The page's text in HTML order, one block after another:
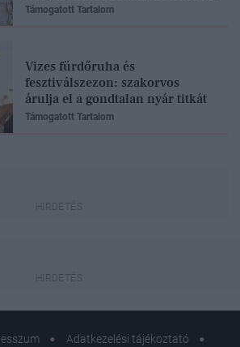
Támogatott Tartalom
Vizes fürdőruha és
fesztiválszezon: szakorvos
árulja el a gondtalan nyár titkát
Támogatott Tartalom
Adatkezelési tájékoztató